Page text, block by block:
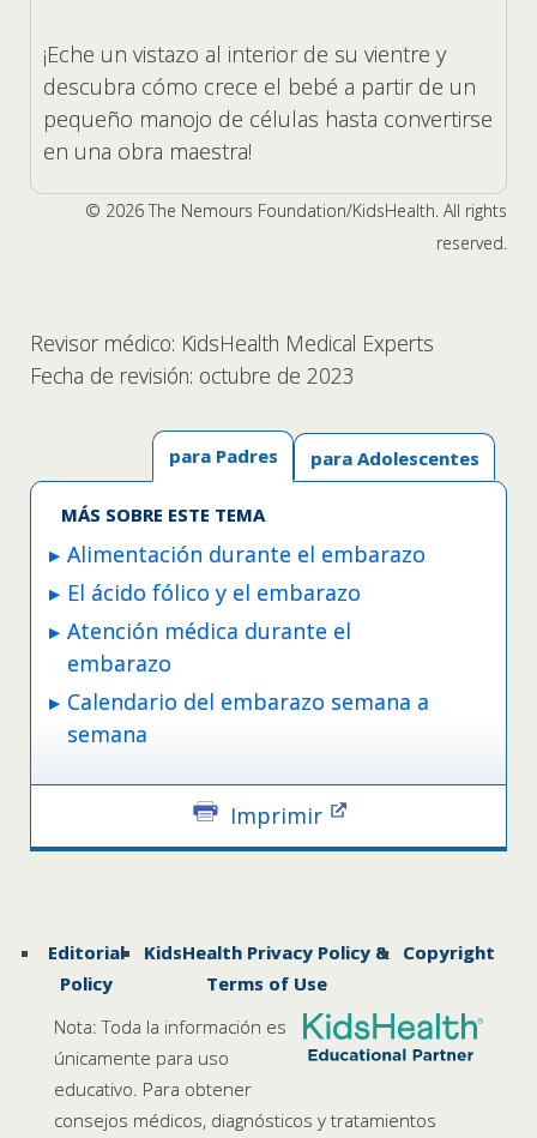
¡Eche un vistazo al interior de su vientre y
descubra cómo crece el bebé a partir de un
pequeño manojo de células hasta convertirse
en una obra maestra!
© 2026 The Nemours Foundation/KidsHealth. All rights
reserved.
Revisor médico: KidsHealth Medical Experts
Fecha de revisión: octubre de 2023
para Adolescentes
para Padres
MÁS SOBRE ESTE TEMA
Alimentación durante el embarazo
El ácido fólico y el embarazo
Atención médica durante el
embarazo
Calendario del embarazo semana a
semana
Imprimir
Editorial
Policy
KidsHealth Privacy Policy &
Terms of Use
Copyright
Nota: Toda la información es
únicamente para uso
educativo. Para obtener
consejos médicos, diagnósticos y tratamientos